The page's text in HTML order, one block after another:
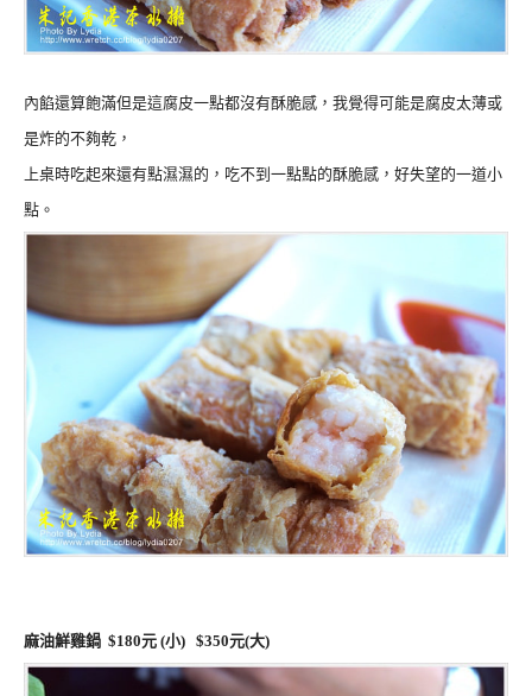
內餡還算飽滿但是這腐皮一點都沒有酥脆感，我覺得可能是腐皮太薄或
是炸的不夠乾，
上桌時吃起來還有點濕濕的，吃不到一點點的酥脆感，好失望的一道小
點。
麻油鮮雞鍋 $180元 (小) $350元(大)